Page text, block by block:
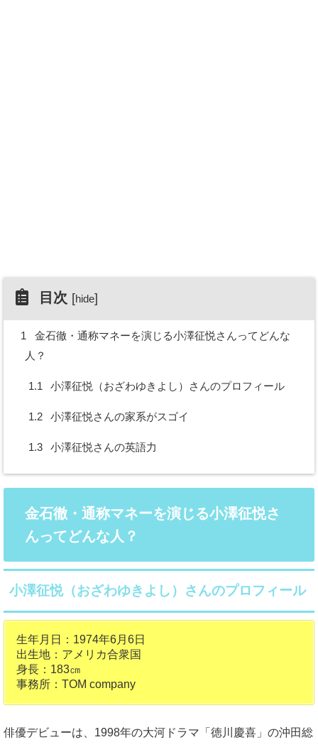
目次 [hide]
1
金石徹・通称マネーを演じる小澤征悦さんってどんな
人？
1.1 小澤征悦（おざわゆきよし）さんのプロフィール
1.2 小澤征悦さんの家系がスゴイ
1.3 小澤征悦さんの英語力
金石徹・通称マネーを演じる小澤征悦さ
んってどんな人？
小澤征悦（おざわゆきよし）さんのプロフィール
生年月日：1974年6月6日
出生地：アメリカ合衆国
身長：183㎝
事務所：TOM company
俳優デビューは、1998年の大河ドラマ「徳川慶喜」の沖田総